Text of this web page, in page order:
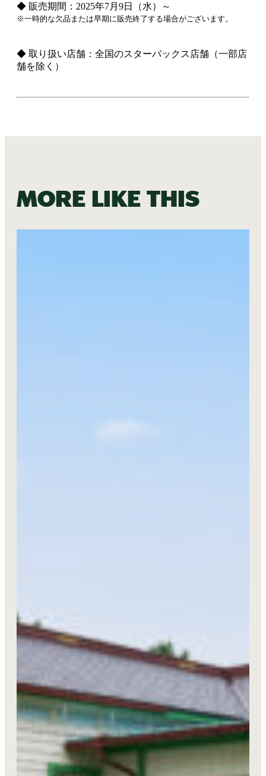
◆ 販売期間：2025年7月9日（水）～
※一時的な欠品または早期に販売終了する場合がございます。
◆ 取り扱い店舗：全国のスターバックス店舗（一部店
舗を除く）
More like this